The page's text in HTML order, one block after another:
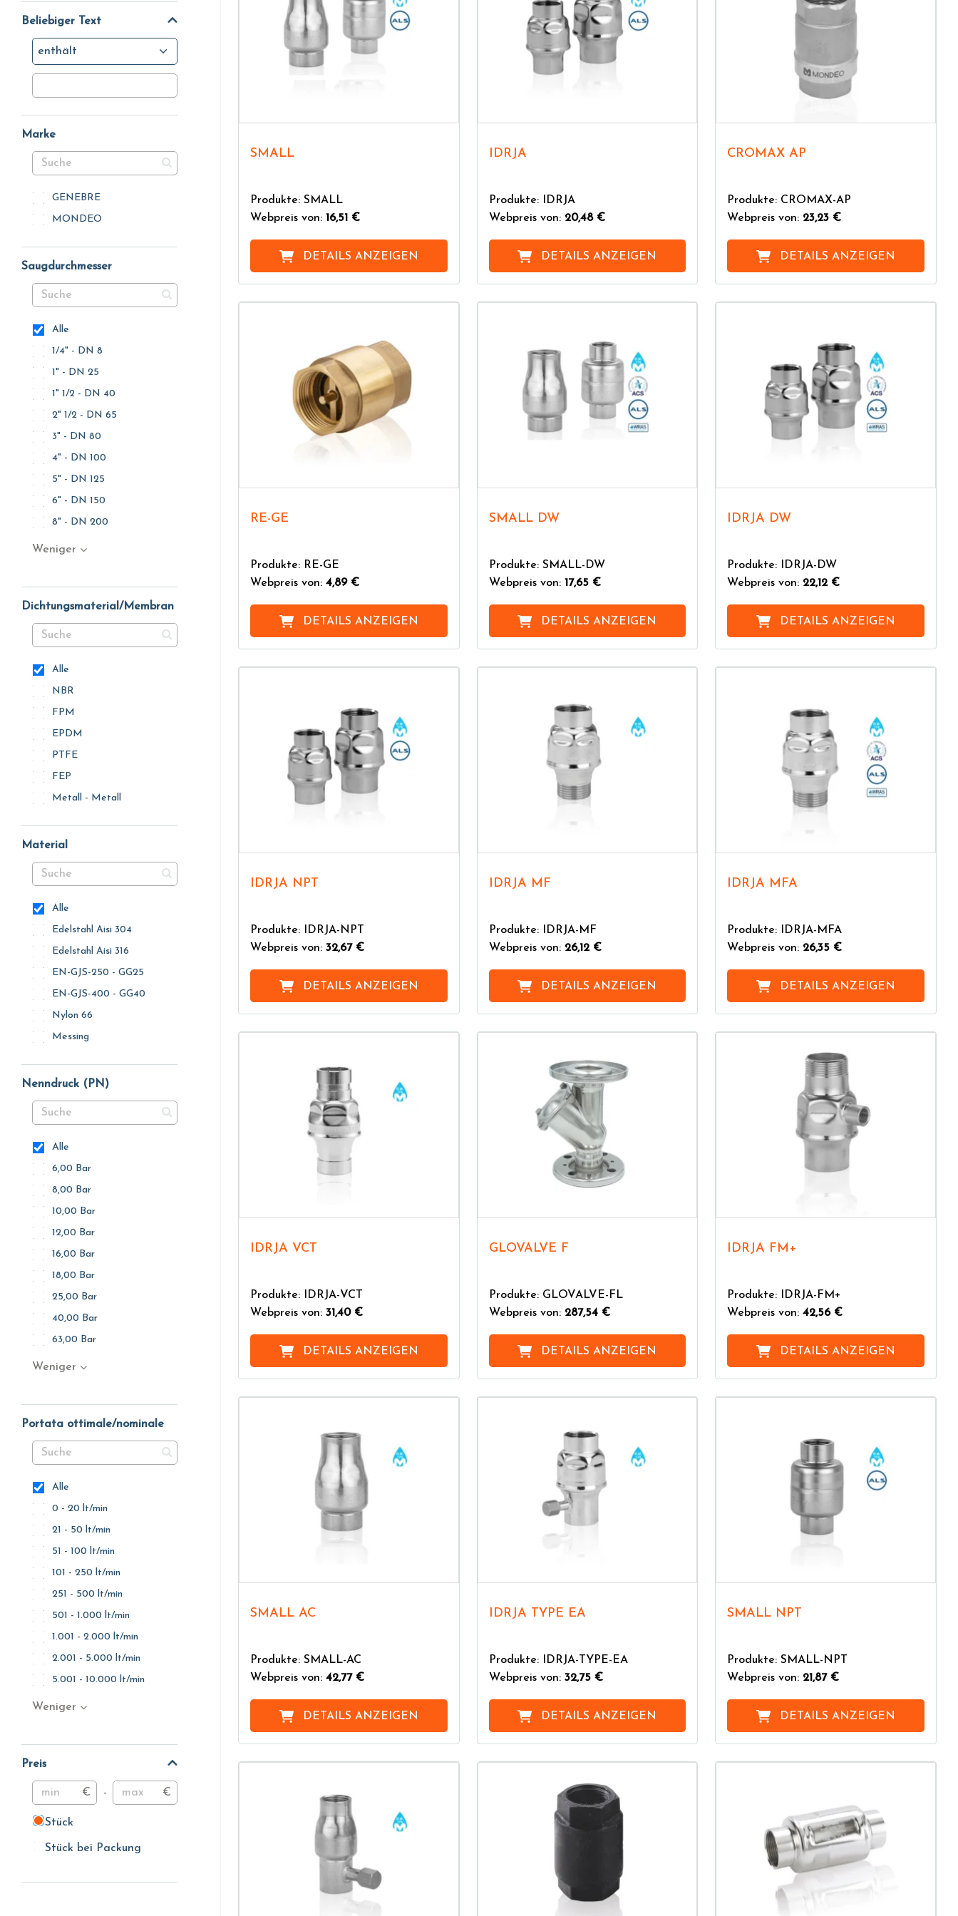
sind, kann zwischen Edelstahl 304 und 316, Messing, Gusseisen und Kunststoff gewählt werden.
Beliebiger Text
enthält
Marke
GENEBRE
MONDEO
Saugdurchmesser
Alle
1/4" - DN 8
1" - DN 25
1" 1/2 - DN 40
2" 1/2 - DN 65
3" - DN 80
4" - DN 100
5" - DN 125
6" - DN 150
8" - DN 200
Weniger
Dichtungsmaterial/Membran
Alle
NBR
FPM
EPDM
PTFE
FEP
Metall - Metall
Material
Alle
Edelstahl Aisi 304
Edelstahl Aisi 316
EN-GJS-250 - GG25
EN-GJS-400 - GG40
Nylon 66
Messing
Nenndruck (PN)
Alle
6,00 Bar
8,00 Bar
10,00 Bar
12,00 Bar
16,00 Bar
18,00 Bar
25,00 Bar
40,00 Bar
63,00 Bar
Weniger
Portata ottimale/nominale
Alle
0 - 20 lt/min
21 - 50 lt/min
51 - 100 lt/min
101 - 250 lt/min
251 - 500 lt/min
501 - 1.000 lt/min
1.001 - 2.000 lt/min
2.001 - 5.000 lt/min
5.001 - 10.000 lt/min
Weniger
Preis
€ - €
Stück
Stück
Stück bei Packung
Stück bei Packung
SMALL
Produkte: SMALL
Webpreis von: 16,51 €
DETAILS ANZEIGEN
IDRJA
Produkte: IDRJA
Webpreis von: 20,48 €
DETAILS ANZEIGEN
CROMAX AP
Produkte: CROMAX-AP
Webpreis von: 23,23 €
DETAILS ANZEIGEN
RE-GE
Produkte: RE-GE
Webpreis von: 4,89 €
DETAILS ANZEIGEN
SMALL DW
Produkte: SMALL-DW
Webpreis von: 17,65 €
DETAILS ANZEIGEN
IDRJA DW
Produkte: IDRJA-DW
Webpreis von: 22,12 €
DETAILS ANZEIGEN
IDRJA NPT
Produkte: IDRJA-NPT
Webpreis von: 32,67 €
DETAILS ANZEIGEN
IDRJA MF
Produkte: IDRJA-MF
Webpreis von: 26,12 €
DETAILS ANZEIGEN
IDRJA MFA
Produkte: IDRJA-MFA
Webpreis von: 26,35 €
DETAILS ANZEIGEN
IDRJA VCT
Produkte: IDRJA-VCT
Webpreis von: 31,40 €
DETAILS ANZEIGEN
GLOVALVE F
Produkte: GLOVALVE-FL
Webpreis von: 287,54 €
DETAILS ANZEIGEN
IDRJA FM+
Produkte: IDRJA-FM+
Webpreis von:42,56 €
DETAILS ANZEIGEN
SMALL AC
Produkte: SMALL-AC
Webpreis von: 42,77 €
DETAILS ANZEIGEN
IDRJA TYPE EA
Produkte: IDRJA-TYPE-EA
Webpreis von: 32,75 €
DETAILS ANZEIGEN
SMALL NPT
Produkte: SMALL-NPT
Webpreis von: 21,87 €
DETAILS ANZEIGEN